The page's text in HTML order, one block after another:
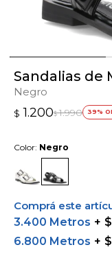
Sandalias de
Negro
$ 1.200$ 1.990 39
Color: Negro
Comprá este
3.400 Metros
6.800 Metros